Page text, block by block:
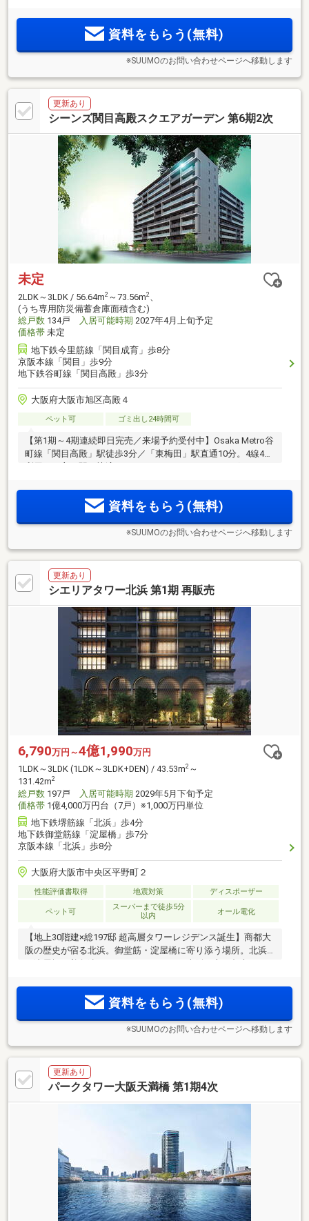
富なプラン【ZEH-M Ready×低炭素建築物認定】
資料をもらう(無料)
※SUUMOのお問い合わせページへ移動します
更新あり
シーンズ関目高殿スクエアガーデン 第6期2次
未定
2LDK～3LDK / 56.64m2 ～73.56m2、
(うち専用防災備蓄倉庫面積含む)
総戸数 134戸 入居可能時期 2027年4月上旬予定
価格帯 未定
地下鉄今里筋線「関目成育」歩8分
京阪本線「関目」歩9分
地下鉄谷町線「関目高殿」歩3分
大阪府大阪市旭区高殿４
ペット可 ゴミ出し24時間可
【第1期～4期連続即日完売／来場予約受付中】Osaka Metro谷
町線「関目高殿」駅徒歩3分／「東梅田」駅直通10分。4線4駅
富なプラン【ZEH-M Ready×低炭素建築物認定】
資料をもらう(無料)
※SUUMOのお問い合わせページへ移動します
更新あり
シエリアタワー北浜 第1期 再販売
6,790万円～4億1,990万円
1LDK～3LDK (1LDK～3LDK+DEN) / 43.53m2 ～
131.42m2
総戸数 197戸 入居可能時期 2029年5月下旬予定
価格帯 1億4,000万円台（7戸）※1,000万円単位
地下鉄堺筋線「北浜」歩4分
地下鉄御堂筋線「淀屋橋」歩7分
京阪本線「北浜」歩8分
大阪府大阪市中央区平野町２
性能評価書取得 地震対策 ディスポーザー
ペット可
スーパーまで徒歩5分
以内
オール電化
【地上30階建×総197邸 超高層タワーレジデンス誕生】商都大
阪の歴史が宿る北浜。御堂筋・淀屋橋に寄り添う場所。北浜
彩なプランバリエーション。資料請求いただいた方に、本物
件の最新情報をご案内します資料をもらう(無料)
※SUUMOのお問い合わせページへ移動します
更新あり
パークタワー大阪天満橋 第1期4次